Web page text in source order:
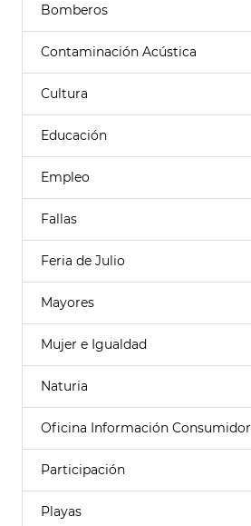
Bomberos
Contaminación Acústica
Cultura
Educación
Empleo
Fallas
Feria de Julio
Mayores
Mujer e Igualdad
Naturia
Oficina Información Consumidor
Participación
Playas